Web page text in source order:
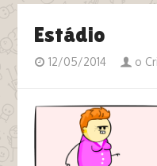
Estádio
12/05/2014 o